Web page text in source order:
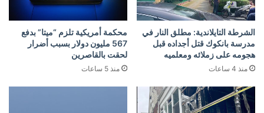
الشرطة التايلاندية: مطلق النار في
مدرسة بانكوك قتل أجداده قبل
هجومه على زملائه ومعلميه
منذ 4 ساعات
محكمة أمريكية تلزم “ميتا” بدفع
567 مليون دولار بسبب أضرار
لحقت بالقاصرين
منذ 5 ساعات